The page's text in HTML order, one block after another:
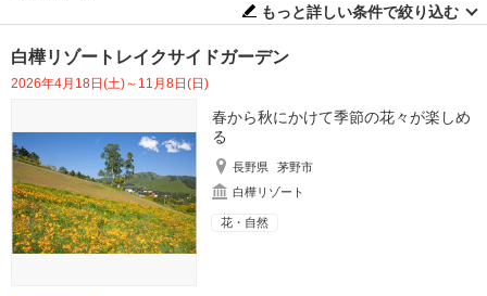
もっと詳しい条件で絞り込む
白樺リゾートレイクサイドガーデン
2026年4月18日(土)～11月8日(日)
春から秋にかけて季節の花々が楽しめ
る
長野県
茅野市
白樺リゾート
花・自然